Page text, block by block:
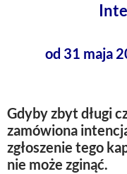
od 31 maja
Gdyby zbyt długi
zamówiona
zgłoszenie tego
nie może zginąć.